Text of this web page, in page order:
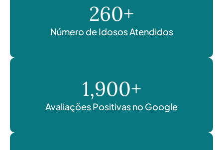
Número de Idosos Atendidos
260+
Avaliações Positivas no Google
1,900+